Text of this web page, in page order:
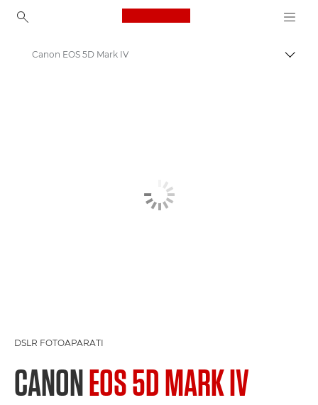
Canon Logo, back to
Canon EOS 5D Mark IV
DSLR FOTOAPARATI
CANONEOS 5D MARK IV